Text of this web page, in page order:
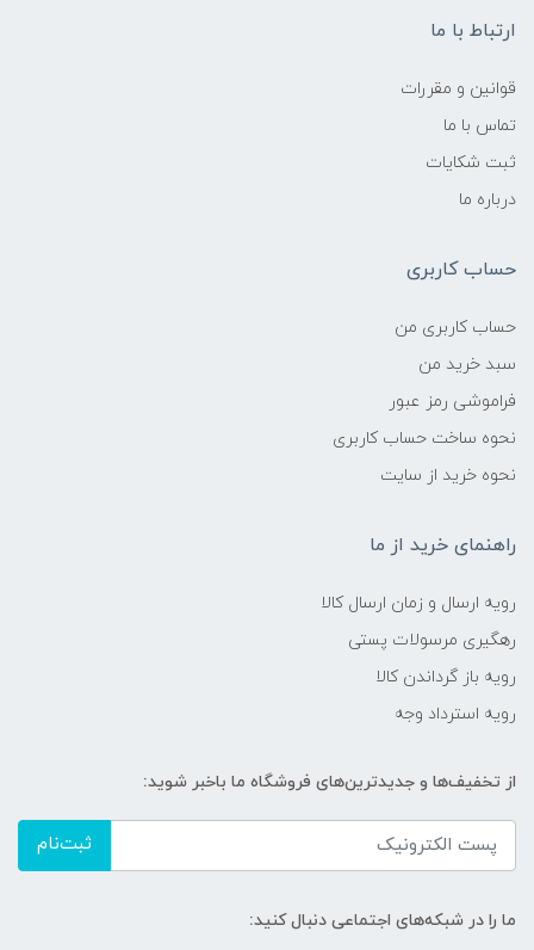
ارتباط با ما
قوانین و مقررات
تماس با ما
ثبت شکایات
درباره ما
حساب کاربری
حساب کاربری من
سبد خرید من
فراموشی رمز عبور
نحوه ساخت حساب کاربری
نحوه خرید از سایت
راهنمای خرید از ما
رویه ارسال و زمان ارسال کالا
رهگیری مرسولات پستی
رویه باز گرداندن کالا
رویه استرداد وجه
از تخفیف‌ها و جدیدترین‌های فروشگاه ما باخبر شوید:
ثبت‌نام
ما را در شبکه‌های اجتماعی دنبال کنید: